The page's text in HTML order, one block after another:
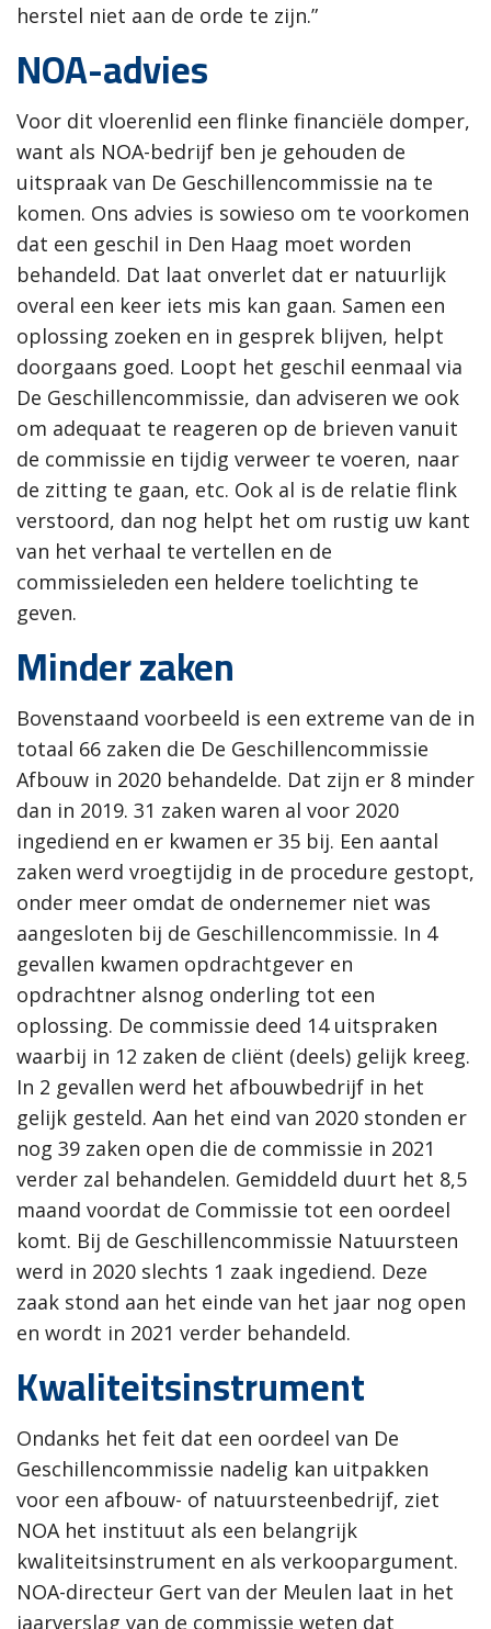
herstel niet aan de orde te zijn.”
NOA-advies
Voor dit vloerenlid een flinke financiële domper,
want als NOA-bedrijf ben je gehouden de
uitspraak van De Geschillencommissie na te
komen. Ons advies is sowieso om te voorkomen
dat een geschil in Den Haag moet worden
behandeld. Dat laat onverlet dat er natuurlijk
overal een keer iets mis kan gaan. Samen een
oplossing zoeken en in gesprek blijven, helpt
doorgaans goed. Loopt het geschil eenmaal via
De Geschillencommissie, dan adviseren we ook
om adequaat te reageren op de brieven vanuit
de commissie en tijdig verweer te voeren, naar
de zitting te gaan, etc. Ook al is de relatie flink
verstoord, dan nog helpt het om rustig uw kant
van het verhaal te vertellen en de
commissieleden een heldere toelichting te
geven.
Minder zaken
Bovenstaand voorbeeld is een extreme van de in
totaal 66 zaken die De Geschillencommissie
Afbouw in 2020 behandelde. Dat zijn er 8 minder
dan in 2019. 31 zaken waren al voor 2020
ingediend en er kwamen er 35 bij. Een aantal
zaken werd vroegtijdig in de procedure gestopt,
onder meer omdat de ondernemer niet was
aangesloten bij de Geschillencommissie. In 4
gevallen kwamen opdrachtgever en
opdrachtner alsnog onderling tot een
oplossing. De commissie deed 14 uitspraken
waarbij in 12 zaken de cliënt (deels) gelijk kreeg.
In 2 gevallen werd het afbouwbedrijf in het
gelijk gesteld. Aan het eind van 2020 stonden er
nog 39 zaken open die de commissie in 2021
verder zal behandelen. Gemiddeld duurt het 8,5
maand voordat de Commissie tot een oordeel
komt. Bij de Geschillencommissie Natuursteen
werd in 2020 slechts 1 zaak ingediend. Deze
zaak stond aan het einde van het jaar nog open
en wordt in 2021 verder behandeld.
Kwaliteitsinstrument
Ondanks het feit dat een oordeel van De
Geschillencommissie nadelig kan uitpakken
voor een afbouw- of natuursteenbedrijf, ziet
NOA het instituut als een belangrijk
kwaliteitsinstrument en als verkoopargument.
NOA-directeur Gert van der Meulen laat in het
jaarverslag van de commissie weten dat